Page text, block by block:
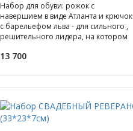
Набор для обуви: рожок с
навершием в виде Атланта и крючок
с барельефом льва - для сильного ,
решительного лидера, на котором
13 700